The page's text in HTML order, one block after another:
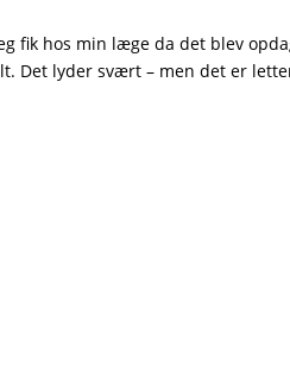
fik hos min læge da det blev
Det lyder svært – men det er